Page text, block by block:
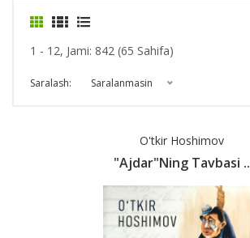
1 - 12, Jami: 842 (65 Sahifa)
Saralash: Saralanmasin
O'tkir Hoshimov
"Ajdar"ning Tavbasi ..